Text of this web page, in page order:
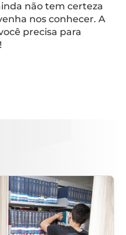
não tem certeza
nos conhecer. A
precisa para